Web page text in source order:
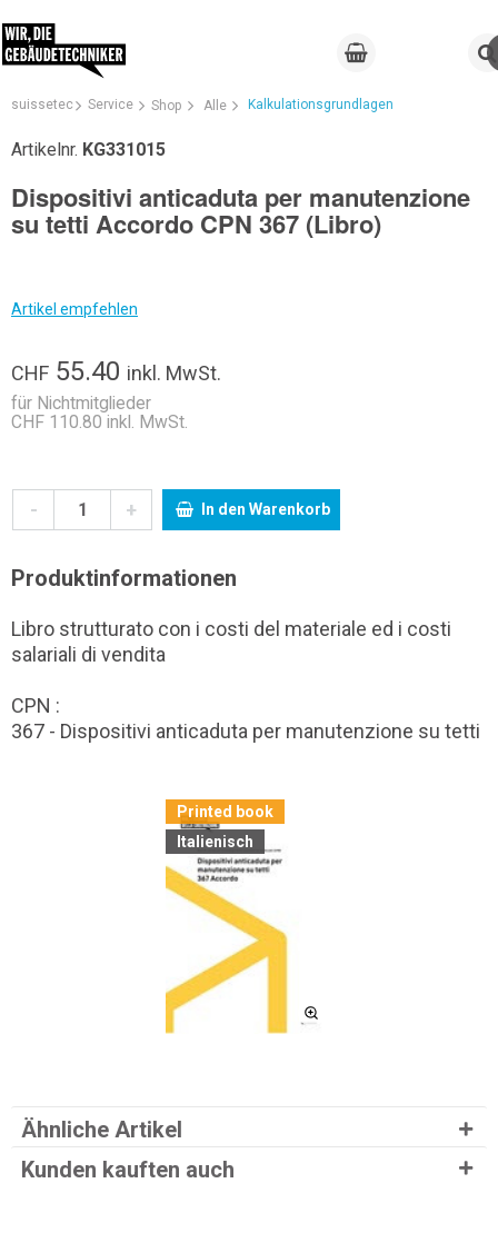
suissetec Service Shop Alle Kalkulationsgrundlagen
Artikelnr. KG331015
Dispositivi anticaduta per manutenzione
su tetti Accordo CPN 367 (Libro)
Artikel empfehlen
CHF 55.40 inkl. MwSt.
für Nichtmitglieder
CHF 110.80 inkl. MwSt.
- + In den Warenkorb
Produktinformationen
Libro strutturato con i costi del materiale ed i costi
salariali di vendita
CPN :
367 - Dispositivi anticaduta per manutenzione su tetti
Printed book
Italienisch
Ähnliche Artikel
Kunden kauften auch